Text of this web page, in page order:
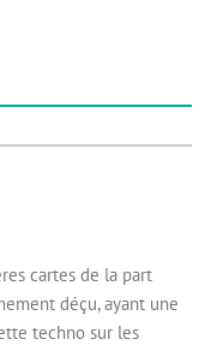
cartes de la part
déçu, ayant une
techno sur les